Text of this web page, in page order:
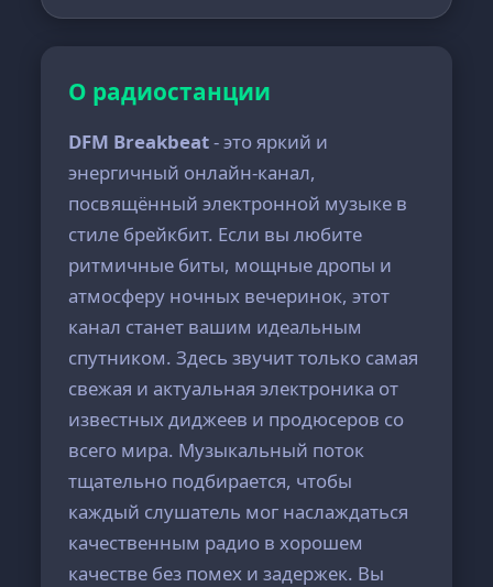
О радиостанции
DFM Breakbeat- это яркий и
энергичный онлайн-канал,
посвящённый электронной музыке в
стиле брейкбит. Если вы любите
ритмичные биты, мощные дропы и
атмосферу ночных вечеринок, этот
канал станет вашим идеальным
спутником. Здесь звучит только самая
свежая и актуальная электроника от
известных диджеев и продюсеров со
всего мира. Музыкальный поток
тщательно подбирается, чтобы
каждый слушатель мог наслаждаться
качественным радио в хорошем
качестве без помех и задержек. Вы